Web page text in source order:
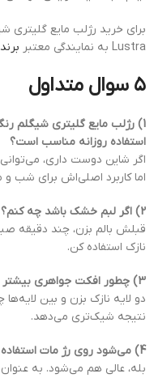
Lustra به نمایندگی معتبر
۵ سوال متداول
1) رژلب مایع گلیتری شیگلم رنگ
استفاده روزانه مناسب است؟
اگر شاین دوست داری،
اما کاربرد اصلی‌اش برای شب
2) اگر لبم خشک باشد چه کنم؟
قبلش بالم بزن، چند دقیقه
نازک استفاده کن.
3) چطور افکت جواهری بیشتر شود؟
دو لایه نازک بزن و بین
نتیجه شیک‌تری می‌دهد.
4) می‌شود روی رژ مات استفاده کرد؟
بله، عالی هم می‌شود. به